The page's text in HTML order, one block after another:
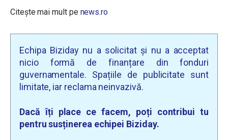
Citește mai mult pe news.ro
Echipa Biziday nu a solicitat și nu a acceptat
nicio formă de finanțare din fonduri
guvernamentale. Spațiile de publicitate sunt
limitate, iar reclama neinvazivă.
Dacă îți place ce facem, poți contribui tu
pentru susținerea echipei Biziday.